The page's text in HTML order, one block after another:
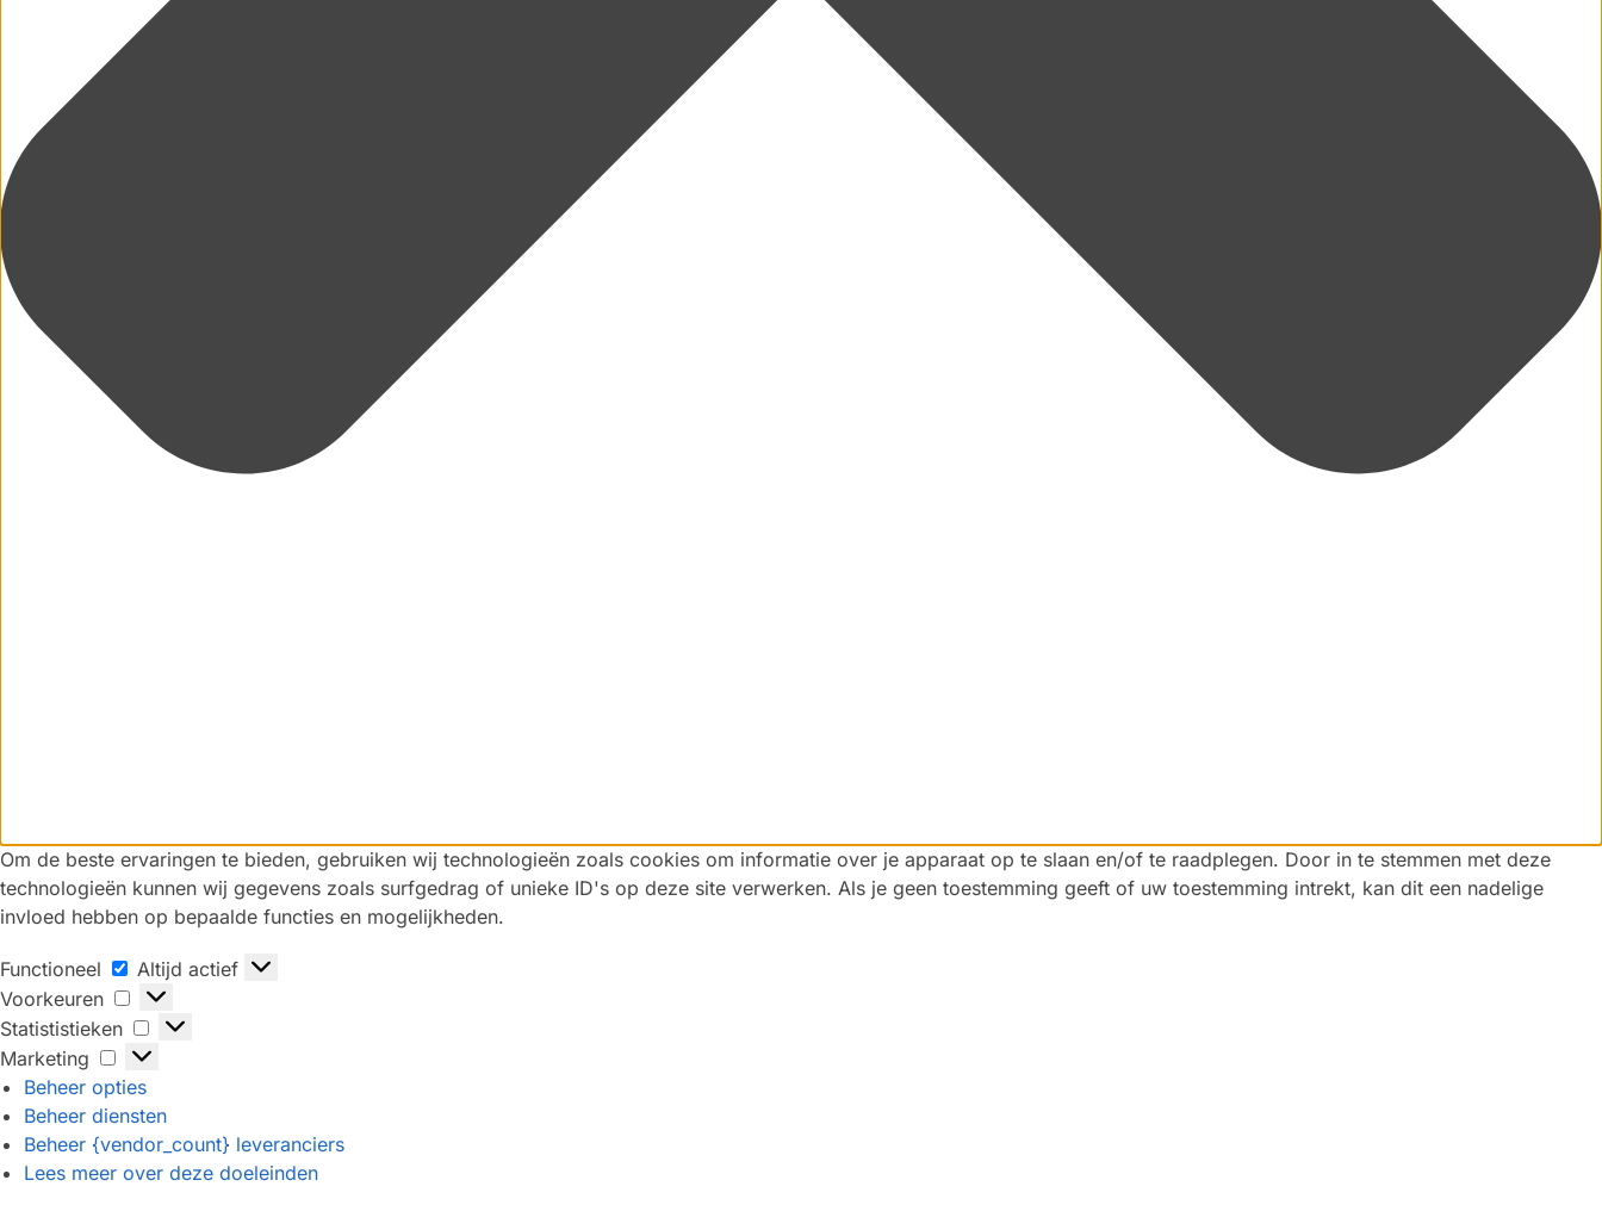
Om de beste ervaringen te bieden, gebruiken wij technologieën zoals cookies om informatie over je apparaat op te slaan en/of te raadplegen. Door in te stemmen met deze
technologieën kunnen wij gegevens zoals surfgedrag of unieke ID's op deze site verwerken. Als je geen toestemming geeft of uw toestemming intrekt, kan dit een nadelige
invloed hebben op bepaalde functies en mogelijkheden.
Functioneel
Altijd actief
Voorkeuren
Statististieken
Marketing
Beheer opties
Beheer diensten
Beheer {vendor_count} leveranciers
Lees meer over deze doeleinden